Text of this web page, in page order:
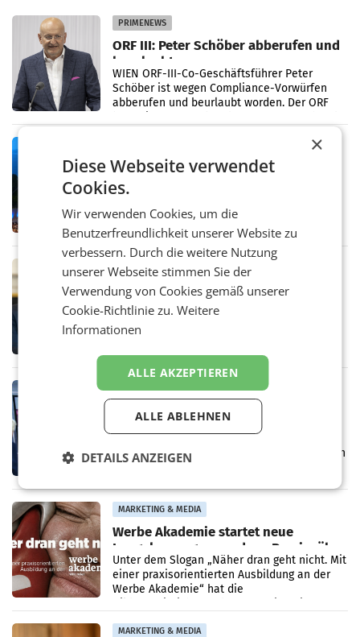
PRIMENEWS
ORF III: Peter Schöber abberufen und
beurlaubt
WIEN ORF-III-Co-Geschäftsführer Peter
Schöber ist wegen Compliance-Vorwürfen
abberufen und beurlaubt worden. Der ORF
ORF-Kulturmatinee widmet sich 20
Jahren Grafenegg Festival und Peter
Simonischek
Lillian Moschen das Publikum ab 9.05 Uhr
durch die ORF-„Kulturmatinee“. Die Sendung
startet mit der Dokumentation „20 Jahre
Grafenegg
MARKETING & MEDIA
APA-Comm-Ranking: Christian
Stocker mit höchster Medienpräsenz
monatlich die Berichterstattung von zwölf
österreichischen Tageszeitungen und
analysiert, welche Politikerinnen und
Politiker Österreichs die
Prozess zu Warner-Übernahme erst
LOS ANGELES Die geplante Übernahme des
Hollywood-Urgesteins Warner Brothers durch
den Prozess zu
MARKETING & MEDIA
Werbe Akademie startet neue
Imagekampagne rund um Praxisnähe
Unter dem Slogan „Näher dran geht nicht. Mit
einer praxisorientierten Ausbildung an der
Werbe Akademie“ hat die
MARKETING & MEDIA
×
Diese Webseite verwendet
Cookies.
Wir verwenden Cookies, um die
Benutzerfreundlichkeit unserer Website zu
verbessern. Durch die weitere Nutzung
unserer Webseite stimmen Sie der
Verwendung von Cookies gemäß unserer
Cookie-Richtlinie zu.Weitere
Informationen
ALLE AKZEPTIEREN
ALLE ABLEHNEN
DETAILS ANZEIGEN